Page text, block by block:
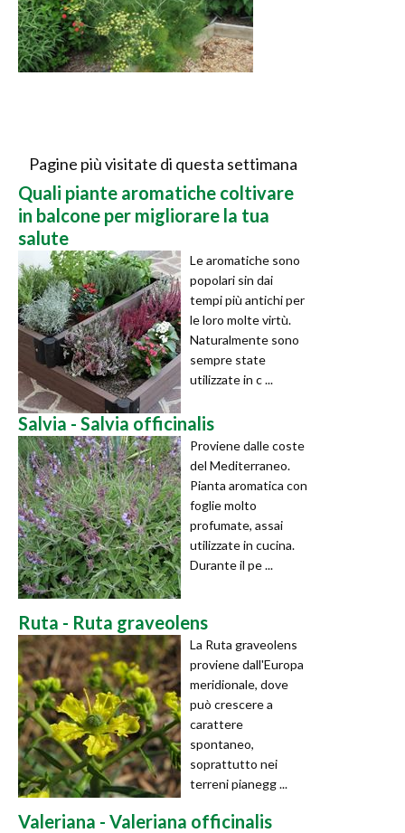
Pagine più visitate di questa settimana
Quali piante aromatiche coltivare
in balcone per migliorare la tua
salute
Le aromatiche sono
popolari sin dai
tempi più antichi per
le loro molte virtù.
Naturalmente sono
sempre state
utilizzate in c ...
Salvia - Salvia officinalis
Proviene dalle coste
del Mediterraneo.
Pianta aromatica con
foglie molto
profumate, assai
utilizzate in cucina.
Durante il pe ...
Ruta - Ruta graveolens
La Ruta graveolens
proviene dall'Europa
meridionale, dove
può crescere a
carattere
spontaneo,
soprattutto nei
terreni pianegg ...
Valeriana - Valeriana officinalis